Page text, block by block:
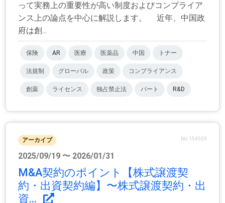
って実務上の重要性が高い制度およびコンプライア
ンス上の論点を中心に解説します。 近年、中国政
府は創...
保険 AR 医療 医薬品 中国 トナー
法規制 グローバル 政策 コンプライアンス
創薬 ライセンス 独占禁止法 パート R&D
アーカイブ No.154959
2025/09/19 〜 2026/01/31
M&A契約のポイント【株式譲渡契
約・出資契約編】〜株式譲渡契約・出
資...